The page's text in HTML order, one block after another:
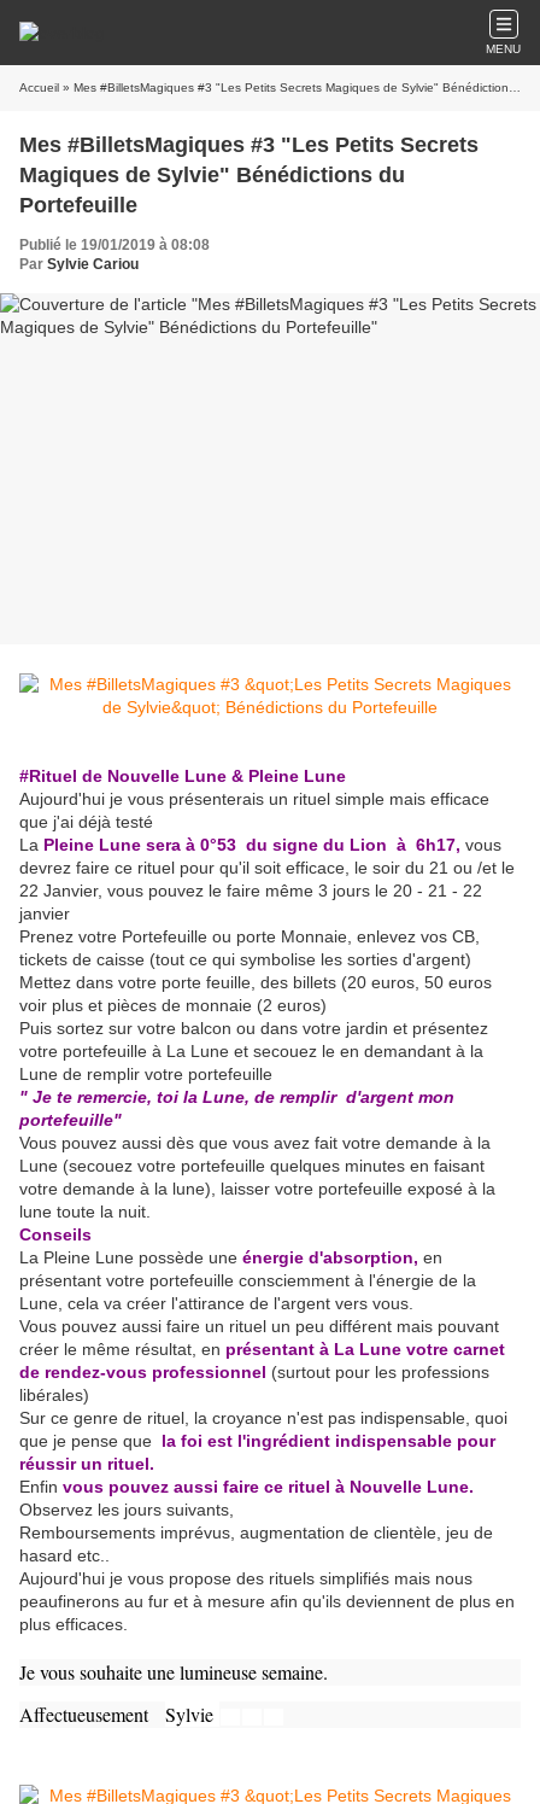
MENU
Accueil » Mes #BilletsMagiques #3 "Les Petits Secrets Magiques de Sylvie" Bénédictions du Portefeuille
Mes #BilletsMagiques #3 "Les Petits Secrets
Magiques de Sylvie" Bénédictions du
Portefeuille
Publié le 19/01/2019 à 08:08
Par Sylvie Cariou
#Rituel de Nouvelle Lune & Pleine Lune
Aujourd'hui je vous présenterais un rituel simple mais efficace
que j'ai déjà testé
La Pleine Lune sera à 0°53 du signe du Lion à 6h17, vous
devrez faire ce rituel pour qu'il soit efficace, le soir du 21 ou /et le
22 Janvier, vous pouvez le faire même 3 jours le 20 - 21 - 22
janvier
Prenez votre Portefeuille ou porte Monnaie, enlevez vos CB,
tickets de caisse (tout ce qui symbolise les sorties d'argent)
Mettez dans votre porte feuille, des billets (20 euros, 50 euros
voir plus et pièces de monnaie (2 euros)
Puis sortez sur votre balcon ou dans votre jardin et présentez
votre portefeuille à La Lune et secouez le en demandant à la
Lune de remplir votre portefeuille
" Je te remercie, toi la Lune, de remplir d'argent mon
portefeuille"
Vous pouvez aussi dès que vous avez fait votre demande à la
Lune (secouez votre portefeuille quelques minutes en faisant
votre demande à la lune), laisser votre portefeuille exposé à la
lune toute la nuit.
Conseils
La Pleine Lune possède une énergie d'absorption, en
présentant votre portefeuille consciemment à l'énergie de la
Lune, cela va créer l'attirance de l'argent vers vous.
Vous pouvez aussi faire un rituel un peu différent mais pouvant
créer le même résultat, en présentant à La Lune votre carnet
de rendez-vous professionnel (surtout pour les professions
libérales)
Sur ce genre de rituel, la croyance n'est pas indispensable, quoi
que je pense que la foi est l'ingrédient indispensable pour
réussir un rituel.
Enfin vous pouvez aussi faire ce rituel à Nouvelle Lune.
Observez les jours suivants,
Remboursements imprévus, augmentation de clientèle, jeu de
hasard etc..
Aujourd'hui je vous propose des rituels simplifiés mais nous
peaufinerons au fur et à mesure afin qu'ils deviennent de plus en
plus efficaces.
Je vous souhaite une lumineuse semaine.
Affectueusement Sylvie